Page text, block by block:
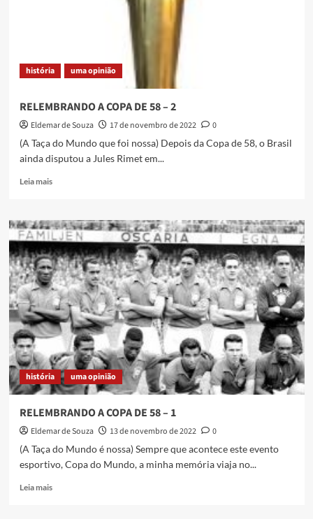
história uma opinião
RELEMBRANDO A COPA DE 58 – 2
Eldemar de Souza 17 de novembro de 2022
0
(A Taça do Mundo que foi nossa) Depois da Copa de 58, o Brasil
ainda disputou a Jules Rimet em...
Leia maisRead
RELEMBRANDO
A
COPA
DE
58
–
2
história uma opinião
RELEMBRANDO A COPA DE 58 – 1
Eldemar de Souza 13 de novembro de 2022
0
(A Taça do Mundo é nossa) Sempre que acontece este evento
esportivo, Copa do Mundo, a minha memória viaja no...
Leia maisRead